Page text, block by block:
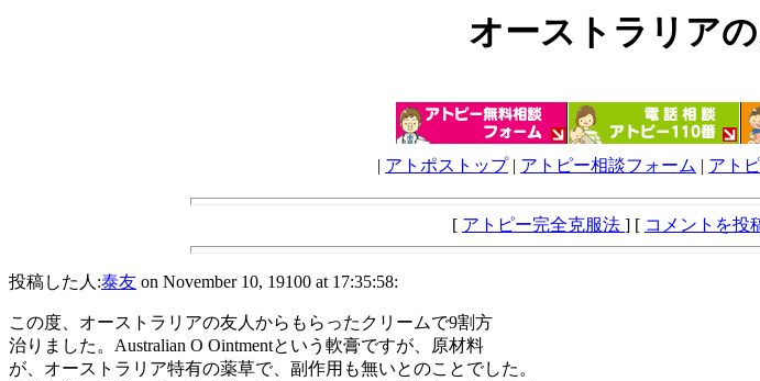
オーストラリア
| アトポストップ| アトピー相談フォーム | アト
[ アトピー完全克服法 ] [ コメントを投
投稿した人:泰友 on November 10, 19100 at 17:35:58:
この度、オーストラリアの友人からもらったクリームで9割方
治りました。Australian O Ointmentという軟膏ですが、原材料
が、オーストラリア特有の薬草で、副作用も無いとのことでした。